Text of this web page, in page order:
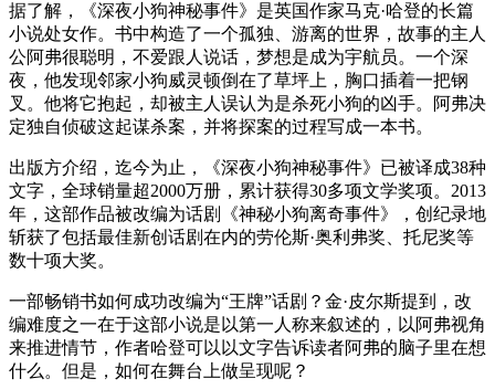
据了解，《深夜小狗神秘事件》是英国作家马克·哈登的长篇
小说处女作。书中构造了一个孤独、游离的世界，故事的主人
公阿弗很聪明，不爱跟人说话，梦想是成为宇航员。一个深
夜，他发现邻家小狗威灵顿倒在了草坪上，胸口插着一把钢
叉。他将它抱起，却被主人误认为是杀死小狗的凶手。阿弗决
定独自侦破这起谋杀案，并将探案的过程写成一本书。
出版方介绍，迄今为止，《深夜小狗神秘事件》已被译成38种
文字，全球销量超2000万册，累计获得30多项文学奖项。2013
年，这部作品被改编为话剧《神秘小狗离奇事件》，创纪录地
斩获了包括最佳新创话剧在内的劳伦斯·奥利弗奖、托尼奖等
数十项大奖。
一部畅销书如何成功改编为“王牌”话剧？金·皮尔斯提到，改
编难度之一在于这部小说是以第一人称来叙述的，以阿弗视角
来推进情节，作者哈登可以以文字告诉读者阿弗的脑子里在想
什么。但是，如何在舞台上做呈现呢？